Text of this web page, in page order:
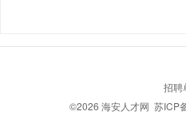
招聘
©2026 海安人才网 苏ICP